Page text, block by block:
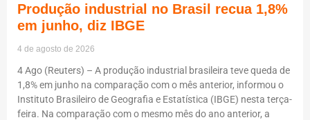
Produção industrial no Brasil recua 1,8%
em junho, diz IBGE
4 de agosto de 2026
4 Ago (Reuters) – A produção industrial brasileira teve queda de
1,8% em junho na comparação com o mês anterior, informou o
Instituto Brasileiro de Geografia e Estatística (IBGE) nesta terça-
feira. Na comparação com o mesmo mês do ano anterior, a